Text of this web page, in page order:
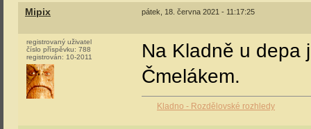
Mipix pátek, 18. června 2021 - 11:17:25
registrovaný uživatel
číslo příspěvku: 788
registrován: 10-2011
Na Kladně u depa
Čmelákem.
Kladno - Rozdělovské rozhledy